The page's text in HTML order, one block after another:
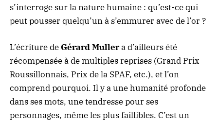
s’interroge sur la nature humaine : qu’est-ce qui
peut pousser quelqu’un à s’emmurer avec de l’or ?
L’écriture de Gérard Mullera d’ailleurs été
récompensée à de multiples reprises (Grand Prix
Roussillonnais, Prix de la SPAF, etc.), et l’on
comprend pourquoi. Il y a une humanité profonde
dans ses mots, une tendresse pour ses
personnages, même les plus faillibles. C’est un